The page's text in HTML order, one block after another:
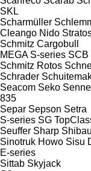
SKL
Scharmüller
Cleango Nido
Schmitz Cargobull
MEGA S-series SCB
Schmitz Rotos
Schrader
Seacom Seko
835
Separ Sepson Setra
S-series SG
Seuffer Sharp
Sinotruk Howo Sisu
E-series
Sittab Skyjack